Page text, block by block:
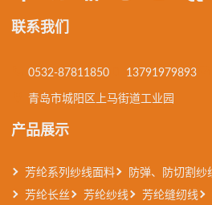
联系我们
0532-87811850 13791979893
青岛市城阳区上马街道工业园
产品展示
芳纶系列纱线面料 防弹、防切割纱
芳纶长丝
芳纶纱线 芳纶缝纫线